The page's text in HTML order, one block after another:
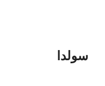
سولدا